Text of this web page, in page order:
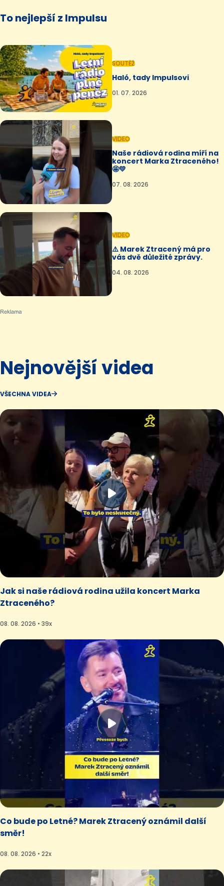
To nejlepší z Impulsu
SOUTĚŽ
Haló, tady Impulsovi
01. 07. 2026
VIDEO
Naše rádiová rodina míří na
koncert Marka Ztraceného!
🤩💛
07. 08. 2026
VIDEO
⚠️ Marek Ztracený má pro
vás dvě důležité zprávy.
04. 08. 2026
Nejnovější videa
VŠECHNA VIDEA
Jak si naše rádiová rodina užila koncert Marka
Ztraceného?
08. 08. 2026 • 39x
Co bude po Letné? Marek Ztracený oznámil další
směr!
08. 08. 2026 • 22x